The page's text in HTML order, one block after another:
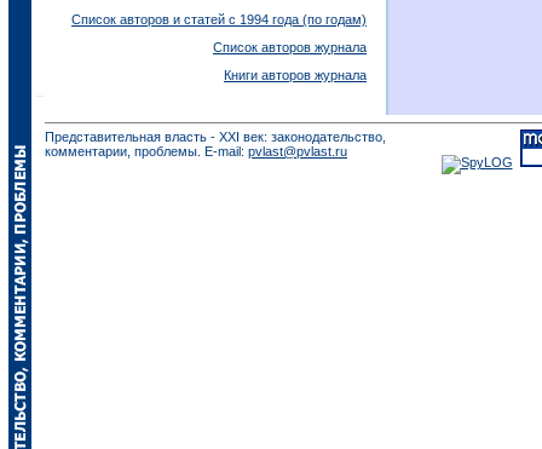
Список авторов и статей с 1994 года (по годам)
Список авторов журнала
Книги авторов журнала
Представительная власть - XXI век: законодательство,
комментарии, проблемы. E-mail: pvlast@pvlast.ru